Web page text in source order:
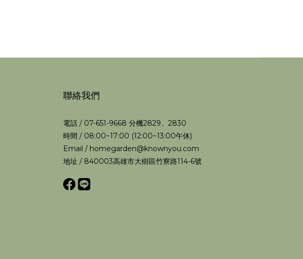
聯絡我們
電話 / 07-651-9668 分機2829、2830
時間 / 08:00~17:00 (12:00~13:00午休)
Email / homegarden@knownyou.com
地址 / 840003高雄市大樹區竹寮路114-6號